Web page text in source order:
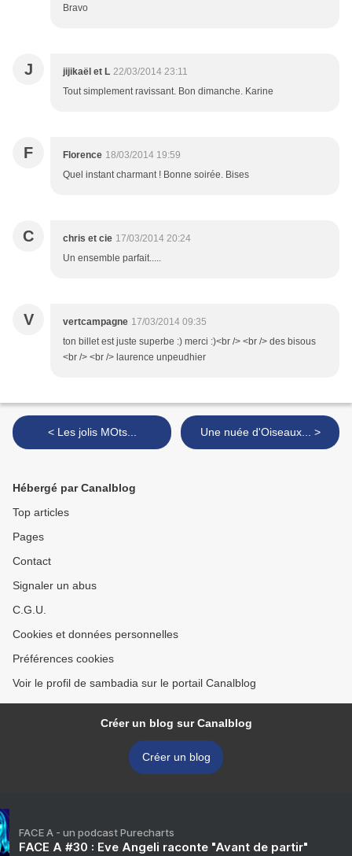
Bravo
J jijikaël et L 22/03/2014 23:11
Tout simplement ravissant. Bon dimanche. Karine
F Florence 18/03/2014 19:59
Quel instant charmant ! Bonne soirée. Bises
C chris et cie 17/03/2014 20:24
Un ensemble parfait.....
V vertcampagne 17/03/2014 09:35
ton billet est juste superbe :) merci :)<br /> <br /> des bisous
<br /> <br /> laurence unpeudhier
< Les jolis MOts... Une nuée d'Oiseaux... >
Hébergé par Canalblog
Top articles
Pages
Contact
Signaler un abus
C.G.U.
Cookies et données personnelles
Préférences cookies
Voir le profil de sambadia sur le portail Canalblog
Créer un blog sur Canalblog
Créer un blog
FACE A - un podcast Purecharts
FACE A #30 : Eve Angeli raconte "Avant de partir"